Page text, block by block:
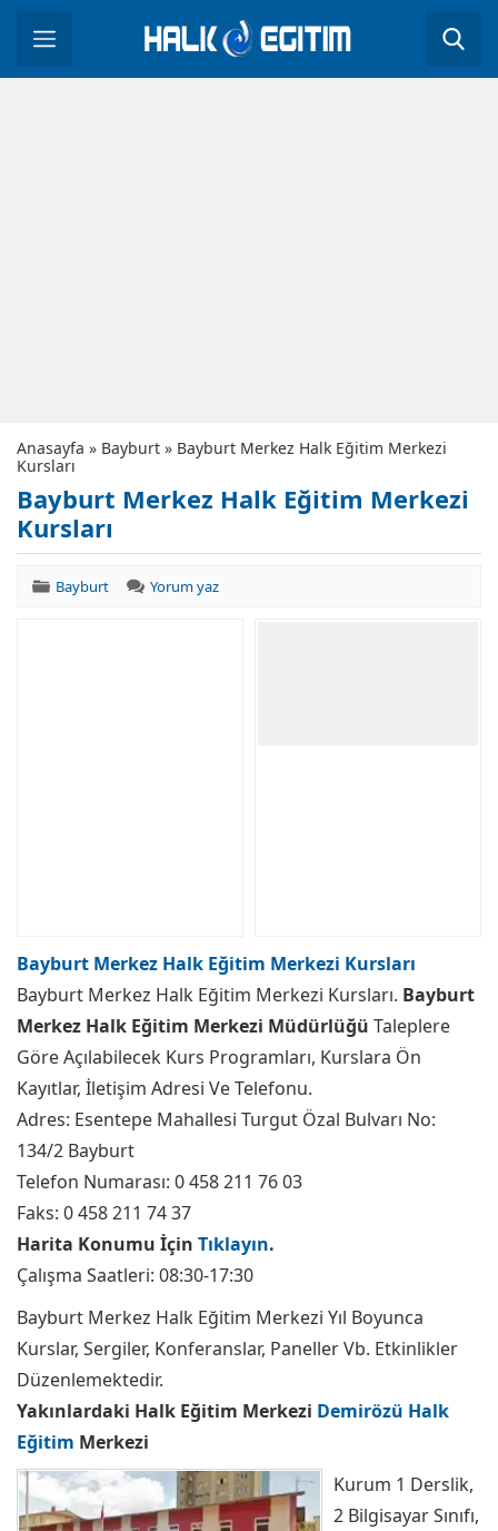
Anasayfa » Bayburt » Bayburt Merkez Halk Eğitim Merkezi
Kursları
Bayburt Merkez Halk Eğitim Merkezi
Kursları
Bayburt Yorum yaz
Bayburt Merkez Halk Eğitim Merkezi Kursları
Bayburt Merkez Halk Eğitim Merkezi Kursları. Bayburt
Merkez Halk Eğitim Merkezi Müdürlüğü Taleplere
Göre Açılabilecek Kurs Programları, Kurslara Ön
Kayıtlar, İletişim Adresi Ve Telefonu.
Adres: Esentepe Mahallesi Turgut Özal Bulvarı No:
134/2 Bayburt
Telefon Numarası: 0 458 211 76 03
Faks: 0 458 211 74 37
Harita Konumu İçin Tıklayın.
Çalışma Saatleri: 08:30-17:30
Bayburt Merkez Halk Eğitim Merkezi Yıl Boyunca
Kurslar, Sergiler, Konferanslar, Paneller Vb. Etkinlikler
Düzenlemektedir.
Yakınlardaki Halk Eğitim Merkezi Demirözü Halk
Eğitim Merkezi
Kurum 1 Derslik,
2 Bilgisayar Sınıfı,